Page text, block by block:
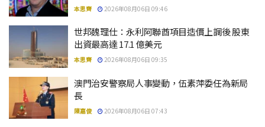
本思齊 2026年08月06日 09:46
世邦魏理仕：永利阿聯酋項目造價上調後 股東
出資最高達 17.1 億美元
本思齊 2026年08月06日 09:35
澳門治安警察局人事變動，伍素萍委任為新局
長
陳嘉俊 2026年08月06日 07:43